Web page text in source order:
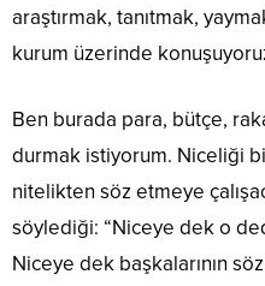
araştırmak, tanıtmak,
kurum üzerinde
Ben burada para, bütçe,
durmak istiyorum. Niceliği
nitelikten söz etmeye
söylediği: “Niceye dek o
Niceye dek başkalarının